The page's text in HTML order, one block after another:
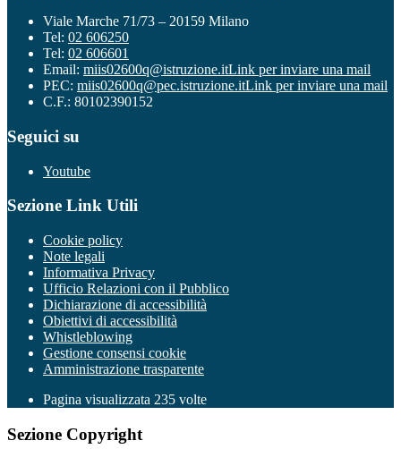
Viale Marche 71/73 – 20159 Milano
Tel: 02 606250
Tel: 02 606601
Email: miis02600q@istruzione.itLink per inviare una mail
PEC: miis02600q@pec.istruzione.itLink per inviare una mail
C.F.: 80102390152
Seguici su
Youtube
Sezione Link Utili
Cookie policy
Note legali
Informativa Privacy
Ufficio Relazioni con il Pubblico
Dichiarazione di accessibilità
Obiettivi di accessibilità
Whistleblowing
Gestione consensi cookie
Amministrazione trasparente
Pagina visualizzata 235 volte
Sezione Copyright